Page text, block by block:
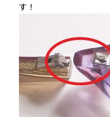
す！